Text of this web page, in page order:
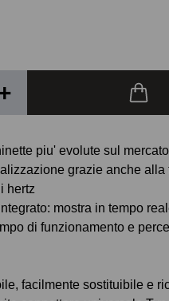
piu' evolute sul
grazie anche alla
hertz
mostra in tempo
di funzionamento e
facilmente sostituibile e